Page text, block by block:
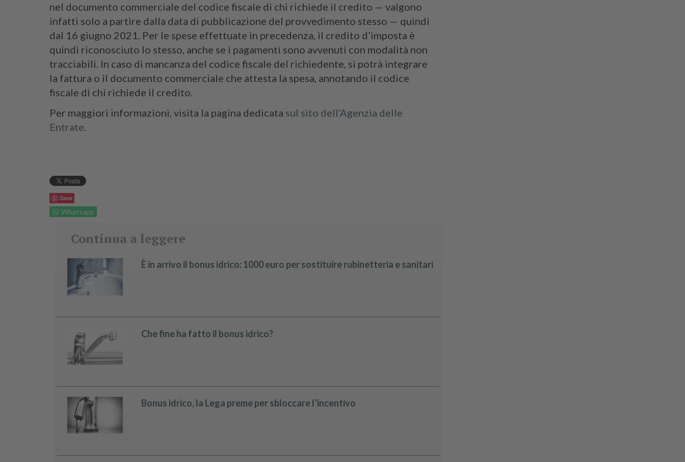
nel documento commerciale del codice fiscale di chi richiede il credito — valgono
infatti solo a partire dalla data di pubblicazione del provvedimento stesso — quindi
dal 16 giugno 2021. Per le spese effettuate in precedenza, il credito d’imposta è
quindi riconosciuto lo stesso, anche se i pagamenti sono avvenuti con modalità non
tracciabili. In caso di mancanza del codice fiscale del richiedente, si potrà integrare
la fattura o il documento commerciale che attesta la spesa, annotando il codice
fiscale di chi richiede il credito.
Per maggiori informazioni, visita la pagina dedicata sul sito dell’Agenzia delle
Entrate.
Save
Whatsapp
Continua a leggere
È in arrivo il bonus idrico: 1000 euro per sostituire rubinetteria e sanitari
Che fine ha fatto il bonus idrico?
Bonus idrico, la Lega preme per sbloccare l’incentivo